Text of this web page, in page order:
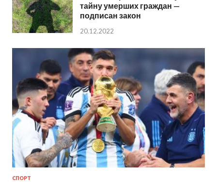
тайну умерших граждан —
подписан закон
20.12.2022
СПОРТ